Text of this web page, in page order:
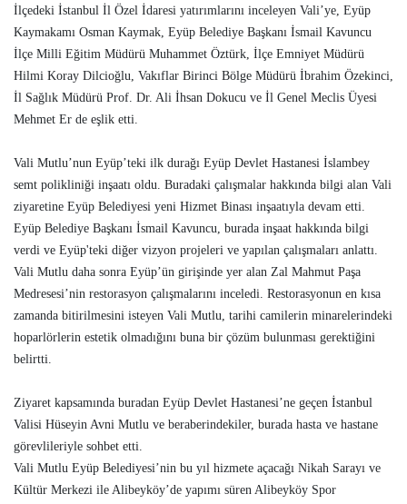
İlçedeki İstanbul İl Özel İdaresi yatırımlarını inceleyen Vali’ye, Eyüp
Kaymakamı Osman Kaymak, Eyüp Belediye Başkanı İsmail Kavuncu
İlçe Milli Eğitim Müdürü Muhammet Öztürk, İlçe Emniyet Müdürü
Hilmi Koray Dilcioğlu, Vakıflar Birinci Bölge Müdürü İbrahim Özekinci,
İl Sağlık Müdürü Prof. Dr. Ali İhsan Dokucu ve İl Genel Meclis Üyesi
Mehmet Er de eşlik etti.
Vali Mutlu’nun Eyüp’teki ilk durağı Eyüp Devlet Hastanesi İslambey
semt polikliniği inşaatı oldu. Buradaki çalışmalar hakkında bilgi alan Vali
ziyaretine Eyüp Belediyesi yeni Hizmet Binası inşaatıyla devam etti.
Eyüp Belediye Başkanı İsmail Kavuncu, burada inşaat hakkında bilgi
verdi ve Eyüp'teki diğer vizyon projeleri ve yapılan çalışmaları anlattı.
Vali Mutlu daha sonra Eyüp’ün girişinde yer alan Zal Mahmut Paşa
Medresesi’nin restorasyon çalışmalarını inceledi. Restorasyonun en kısa
zamanda bitirilmesini isteyen Vali Mutlu, tarihi camilerin minarelerindeki
hoparlörlerin estetik olmadığını buna bir çözüm bulunması gerektiğini
belirtti.
Ziyaret kapsamında buradan Eyüp Devlet Hastanesi’ne geçen İstanbul
Valisi Hüseyin Avni Mutlu ve beraberindekiler, burada hasta ve hastane
görevlileriyle sohbet etti.
Vali Mutlu Eyüp Belediyesi’nin bu yıl hizmete açacağı Nikah Sarayı ve
Kültür Merkezi ile Alibeyköy’de yapımı süren Alibeyköy Spor